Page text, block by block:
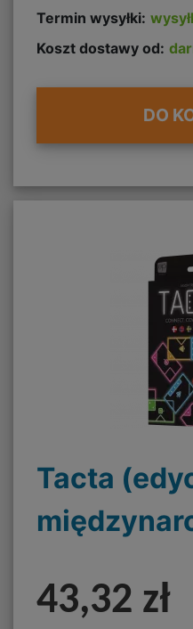
Termin wysyłki:
Koszt dostawy od:
DO
Tacta
43,32 zł